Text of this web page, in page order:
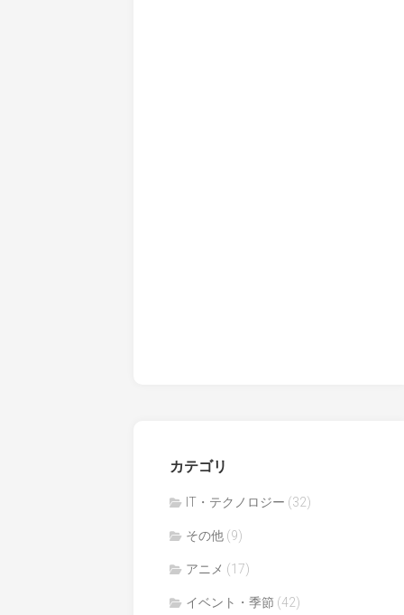
カテゴリ
IT・テクノロジー (32)
その他 (9)
アニメ (17)
イベント・季節 (42)